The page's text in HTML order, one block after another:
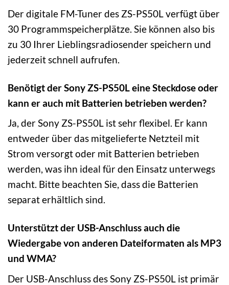
Der digitale FM-Tuner des ZS-PS50L verfügt über
30 Programmspeicherplätze. Sie können also bis
zu 30 Ihrer Lieblingsradiosender speichern und
jederzeit schnell aufrufen.
Benötigt der Sony ZS-PS50L eine Steckdose oder
kann er auch mit Batterien betrieben werden?
Ja, der Sony ZS-PS50L ist sehr flexibel. Er kann
entweder über das mitgelieferte Netzteil mit
Strom versorgt oder mit Batterien betrieben
werden, was ihn ideal für den Einsatz unterwegs
macht. Bitte beachten Sie, dass die Batterien
separat erhältlich sind.
Unterstützt der USB-Anschluss auch die
Wiedergabe von anderen Dateiformaten als MP3
und WMA?
Der USB-Anschluss des Sony ZS-PS50L ist primär